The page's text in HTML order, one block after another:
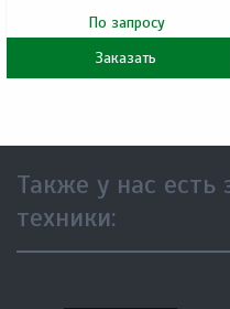
По запросу
Заказать
Также у нас есть
техники: